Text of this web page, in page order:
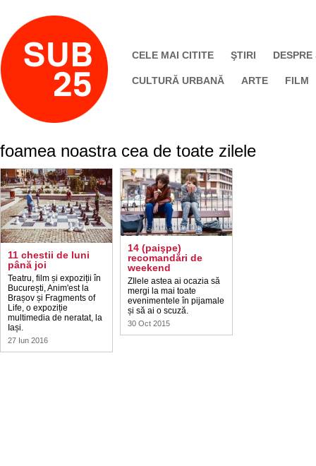
CELE MAI CITITE ŞTIRI DESPRE
CULTURĂ URBANĂ ARTE FILM
foamea noastra cea de toate zilele
11 chestii de luni
până joi
Teatru, film și expoziții în
București, Anim'est la
Brașov și Fragments of
Life, o expoziție
multimedia de neratat, la
Iași.
27 Iun 2016
14 (paişpe)
recomandări de
weekend
ZIlele astea ai ocazia să
mergi la mai toate
evenimentele în pijamale
și să ai o scuză.
30 Oct 2015